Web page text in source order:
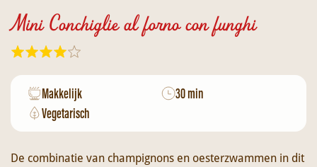
Mini Conchiglie al forno con funghi
Makkelijk
30 min
Vegetarisch
De combinatie van champignons en oesterzwammen in dit